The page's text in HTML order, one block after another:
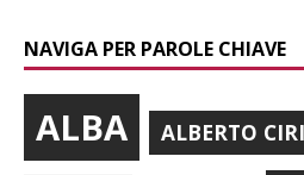
NAVIGA PER PAROLE CHIAVE
ALBA ALBERTO